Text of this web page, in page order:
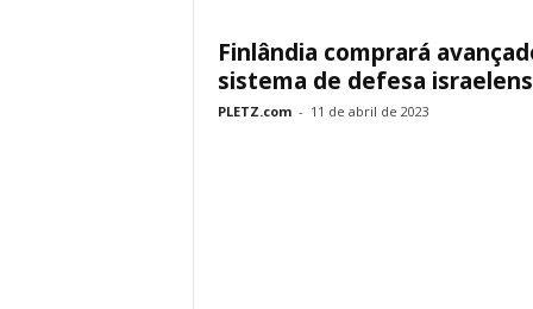
Finlândia comprará
sistema de defesa
PLETZ.com - 11 de abril de 2023